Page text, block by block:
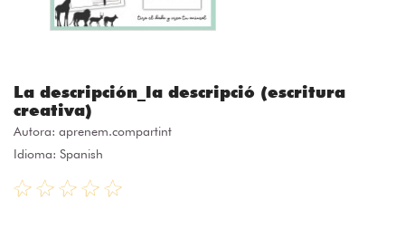
La descripción_la descripció (escritura
creativa)
Autora: aprenem.compartint
Idioma: Spanish